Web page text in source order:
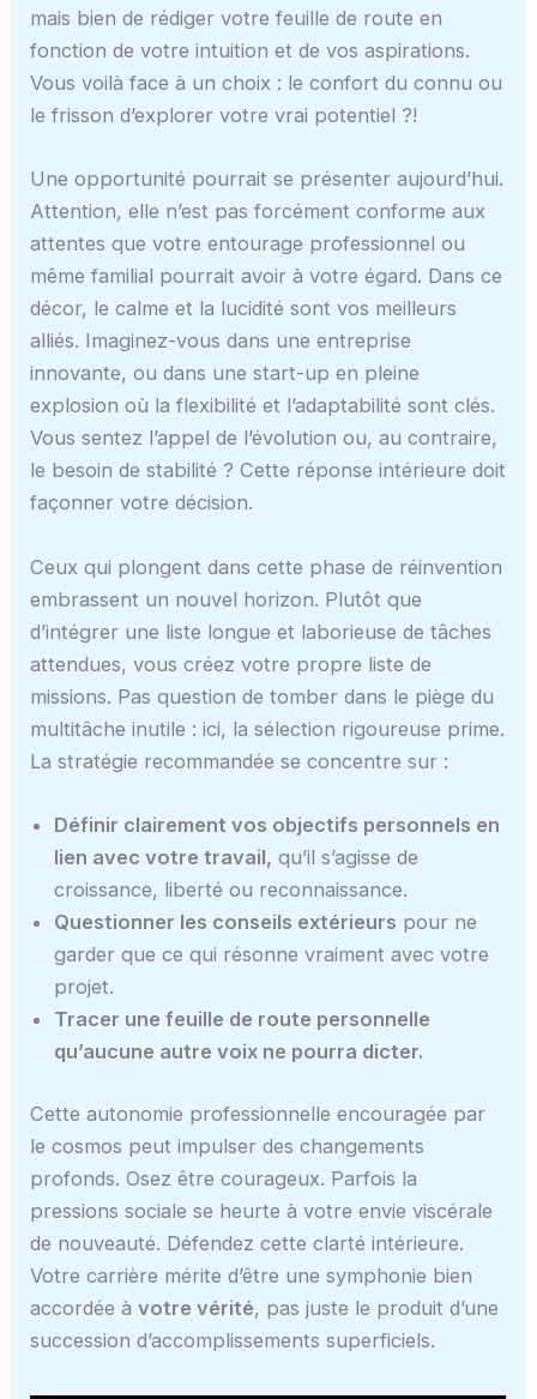
mais bien de rédiger votre feuille de route en
fonction de votre intuition et de vos aspirations.
Vous voilà face à un choix : le confort du connu ou
le frisson d’explorer votre vrai potentiel ?!
Une opportunité pourrait se présenter aujourd’hui.
Attention, elle n’est pas forcément conforme aux
attentes que votre entourage professionnel ou
même familial pourrait avoir à votre égard. Dans ce
décor, le calme et la lucidité sont vos meilleurs
alliés. Imaginez-vous dans une entreprise
innovante, ou dans une start-up en pleine
explosion où la flexibilité et l’adaptabilité sont clés.
Vous sentez l’appel de l’évolution ou, au contraire,
le besoin de stabilité ? Cette réponse intérieure doit
façonner votre décision.
Ceux qui plongent dans cette phase de réinvention
embrassent un nouvel horizon. Plutôt que
d’intégrer une liste longue et laborieuse de tâches
attendues, vous créez votre propre liste de
missions. Pas question de tomber dans le piège du
multitâche inutile : ici, la sélection rigoureuse prime.
La stratégie recommandée se concentre sur :
Définir clairement vos objectifs personnels en
lien avec votre travail, qu’il s’agisse de
croissance, liberté ou reconnaissance.
Questionner les conseils extérieurs pour ne
garder que ce qui résonne vraiment avec votre
projet.
Tracer une feuille de route personnelle
qu’aucune autre voix ne pourra dicter.
Cette autonomie professionnelle encouragée par
le cosmos peut impulser des changements
profonds. Osez être courageux. Parfois la
pressions sociale se heurte à votre envie viscérale
de nouveauté. Défendez cette clarté intérieure.
Votre carrière mérite d’être une symphonie bien
accordée àvotre vérité, pas juste le produit d’une
succession d’accomplissements superficiels.